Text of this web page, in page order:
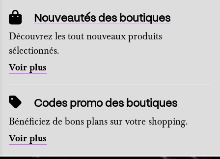
Nouveautés des boutiques
Découvrez les tout nouveaux produits
sélectionnés.
Voir plus
Codes promo des boutiques
Bénéficiez de bons plans sur votre shopping.
Voir plus